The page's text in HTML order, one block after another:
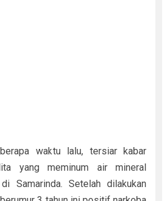
waktu lalu, tersiar kabar
yang meminum air mineral
Samarinda. Setelah dilakukan